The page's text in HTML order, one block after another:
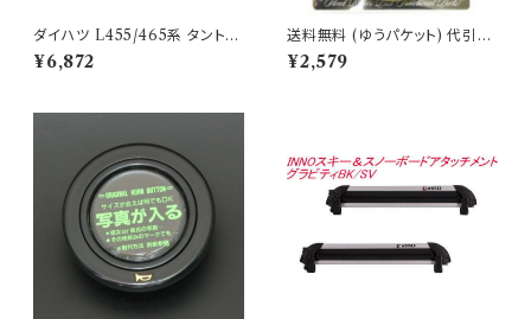
ダイハツ L455/465系 タントエ
グゼ用ボス OD-274 アウトレッ
ト品 送料無料(沖縄・離島除く)
¥6,872
送料無料 (ゆうパケット) 代引不
可 ロイヤルホイールスペーサー
トヨタ用 5ミリ【T605】
¥2,579